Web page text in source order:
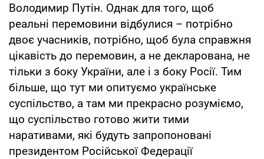
Володимир Путін. Однак для того, щоб
реальні перемовини відбулися – потрібно
двоє учасників, потрібно, щоб була справжня
цікавість до перемовин, а не декларована, не
тільки з боку України, але і з боку Росії. Тим
більше, що тут ми опитуємо українське
суспільство, а там ми прекрасно розуміємо,
що суспільство готово жити тими
наративами, які будуть запропоновані
президентом Російської Федерації